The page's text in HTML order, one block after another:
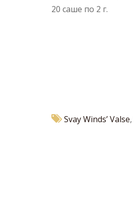
20 саше по 2 г.
Svay Winds’ Valse,